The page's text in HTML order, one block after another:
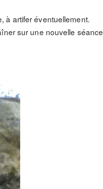
à artifer éventuellement.
sur une nouvelle séance